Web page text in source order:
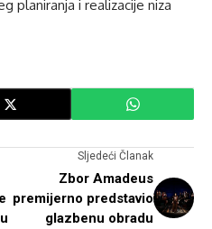
planiranja i realizacije niza
Sljedeći Članak
Zbor Amadeus
premijerno predstavio
glazbenu obradu